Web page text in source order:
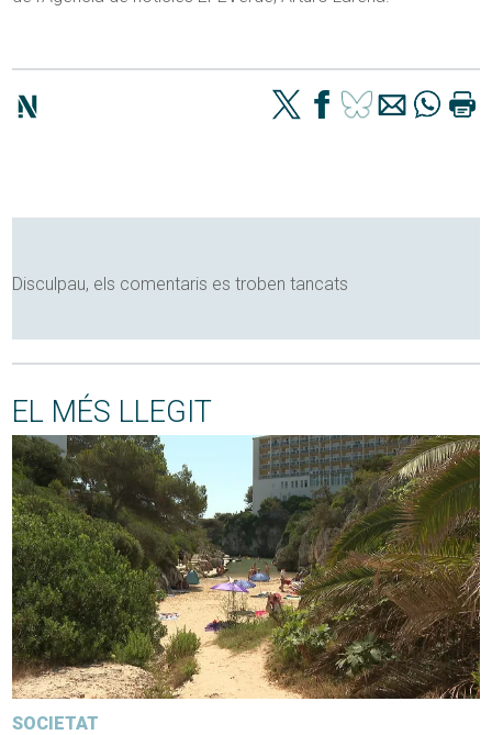
Disculpau, els comentaris es troben tancats
EL MÉS LLEGIT
SOCIETAT